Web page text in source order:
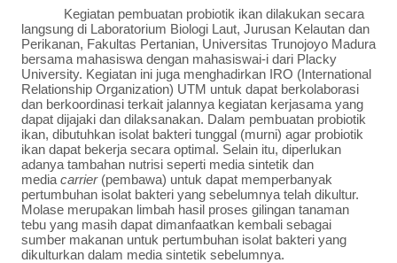
Kegiatan pembuatan probiotik ikan dilakukan secara
langsung di Laboratorium Biologi Laut, Jurusan Kelautan dan
Perikanan, Fakultas Pertanian, Universitas Trunojoyo Madura
bersama mahasiswa dengan mahasiswai-i dari Placky
University. Kegiatan ini juga menghadirkan IRO (International
Relationship Organization) UTM untuk dapat berkolaborasi
dan berkoordinasi terkait jalannya kegiatan kerjasama yang
dapat dijajaki dan dilaksanakan. Dalam pembuatan probiotik
ikan, dibutuhkan isolat bakteri tunggal (murni) agar probiotik
ikan dapat bekerja secara optimal. Selain itu, diperlukan
adanya tambahan nutrisi seperti media sintetik dan
media carrier(pembawa) untuk dapat memperbanyak
pertumbuhan isolat bakteri yang sebelumnya telah dikultur.
Molase merupakan limbah hasil proses gilingan tanaman
tebu yang masih dapat dimanfaatkan kembali sebagai
sumber makanan untuk pertumbuhan isolat bakteri yang
dikulturkan dalam media sintetik sebelumnya.